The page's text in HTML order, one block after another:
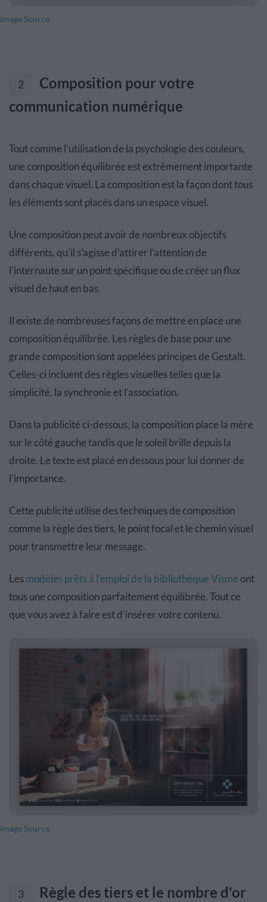
Image Source
2
Composition pour votre
communication numérique
Tout comme l'utilisation de la psychologie des couleurs,
une composition équilibrée est extrêmement importante
dans chaque visuel. La composition est la façon dont tous
les éléments sont placés dans un espace visuel.
Une composition peut avoir de nombreux objectifs
différents, qu'il s'agisse d'attirer l'attention de
l'internaute sur un point spécifique ou de créer un flux
visuel de haut en bas.
Il existe de nombreuses façons de mettre en place une
composition équilibrée. Les règles de base pour une
grande composition sont appelées principes de Gestalt.
Celles-ci incluent des règles visuelles telles que la
simplicité, la synchronie et l'association.
Dans la publicité ci-dessous, la composition place la mère
sur le côté gauche tandis que le soleil brille depuis la
droite. Le texte est placé en dessous pour lui donner de
l'importance.
Cette publicité utilise des techniques de composition
comme la règle des tiers, le point focal et le chemin visuel
pour transmettre leur message.
Lesmodèles prêts à l'emploi de la bibliothèque Visme ont
tous une composition parfaitement équilibrée. Tout ce
que vous avez à faire est d’insérer votre contenu.
Image Source
3 Règle des tiers et le nombre d'or